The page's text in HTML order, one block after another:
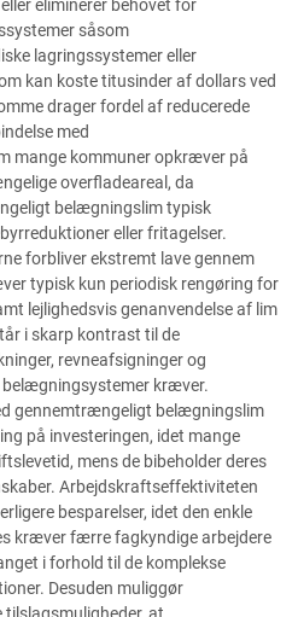
eliminerer behovet for
såsom
lagringssystemer eller
kan koste titusinder af dollars ved
drager fordel af reducerede
med
mange kommuner opkræver på
overfladeareal, da
belægningslim typisk
eller fritagelser.
forbliver ekstremt lave gennem
typisk kun periodisk rengøring for
lejlighedsvis genanvendelse af lim
i skarp kontrast til de
revneafsigninger og
kræver.
gennemtrængeligt belægningslim
på investeringen, idet mange
mens de bibeholder deres
Arbejdskraftseffektiviteten
besparelser, idet den enkle
kræver færre fagkyndige arbejdere
i forhold til de komplekse
Desuden muliggør